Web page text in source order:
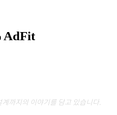
까지의 이야기를 담고 있습니다.